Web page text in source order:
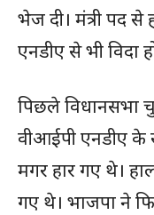
भेज दी। मंत्री पद
एनडीए से भी विदा
पिछले विधानसभा
वीआईपी एनडीए के
मगर हार गए थे।
गए थे। भाजपा ने